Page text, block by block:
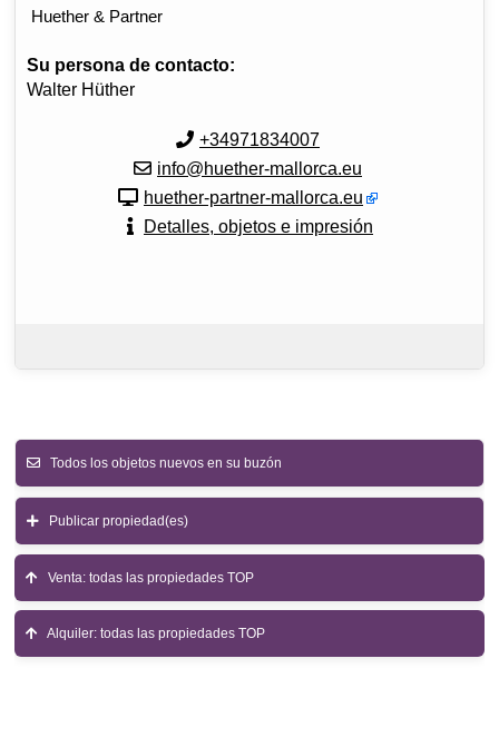
Huether & Partner
Su persona de contacto:
Walter Hüther
+34971834007
info@huether-mallorca.eu
huether-partner-mallorca.eu
Detalles, objetos e impresión
Todos los objetos nuevos en su buzón
Publicar propiedad(es)
Venta: todas las propiedades TOP
Alquiler: todas las propiedades TOP